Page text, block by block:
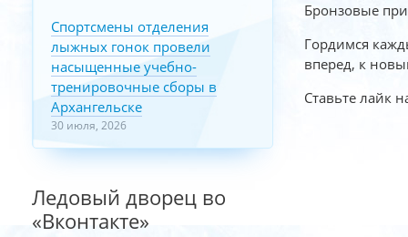
Бронзовые
Гордимся
вперед, к
Ставьте лайк
Спортсмены отделения
лыжных гонок провели
насыщенные учебно-
тренировочные сборы в
Архангельске
30 июля, 2026
Ледовый дворец во
«Вконтакте»